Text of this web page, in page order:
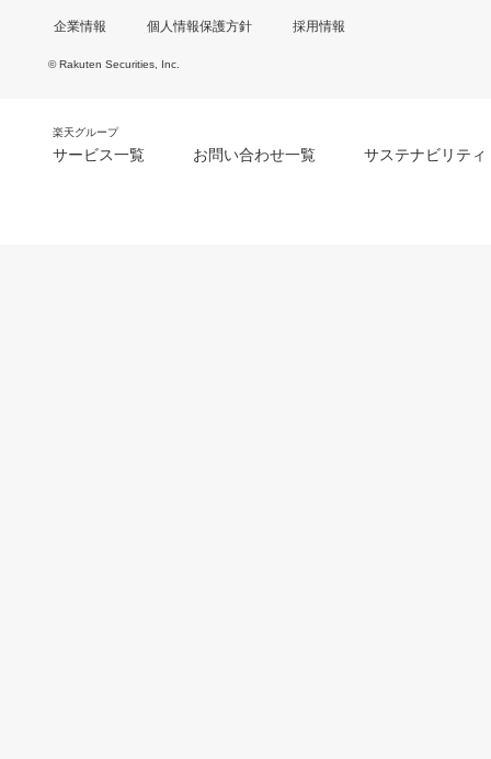
企業情報 個人情報保護方針 採用情報
© Rakuten Securities, Inc.
楽天グループ
サービス一覧 お問い合わせ一覧 サステナビリティ